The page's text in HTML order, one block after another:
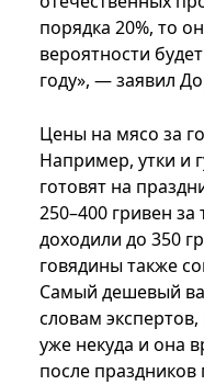
порядка 20%, то
вероятности
году», — заявил
Цены на мясо за
Например, утки и
готовят на
250–400 гривен
доходили до 350
говядины также
Самый дешевый
словам
уже некуда и она
после